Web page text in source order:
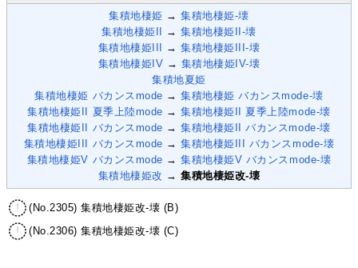
集積地棲姫 →集積地棲姫-壊
集積地棲姫II →集積地棲姫II-壊
集積地棲姫III →集積地棲姫III-壊
集積地棲姫IV → 集積地棲姫IV-壊
集積地夏姫
集積地棲姫 バカンスmode →集積地棲姫 バカンスmode-壊
集積地棲姫II 夏季上陸mode →集積地棲姫II 夏季上陸mode-壊
集積地棲姫II バカンスmode →集積地棲姫II バカンスmode-壊
集積地棲姫III バカンスmode →集積地棲姫III バカンスmode-壊
集積地棲姫V バカンスmode →集積地棲姫V バカンスmode-壊
集積地棲姫改 →集積地棲姫改-壊
(No.2305) 集積地棲姫改-壊 (B)
(No.2306) 集積地棲姫改-壊 (C)